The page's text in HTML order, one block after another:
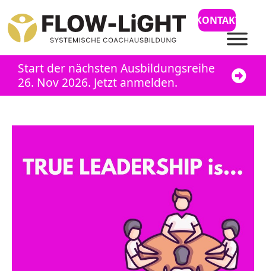
KONTAKT
Start der nächsten Ausbildungsreihe
26. Nov 2026. Jetzt anmelden.